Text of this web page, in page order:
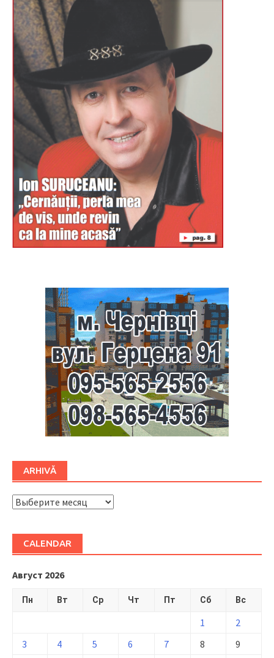
ARHIVĂ
ARHIVĂ
CALENDAR
Август 2026
Пн Вт Ср Чт Пт Сб Вс
1
2
3
4 5 6 7 8
9